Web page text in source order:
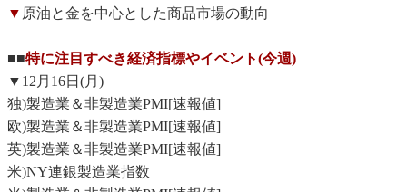
▼ 原油と金を中心とした商品市場の動向
■■特に注目すべき経済指標やイベント(今週)
▼12月16日(月)
独)製造業＆非製造業PMI[速報値]
欧)製造業＆非製造業PMI[速報値]
英)製造業＆非製造業PMI[速報値]
米)NY連銀製造業指数